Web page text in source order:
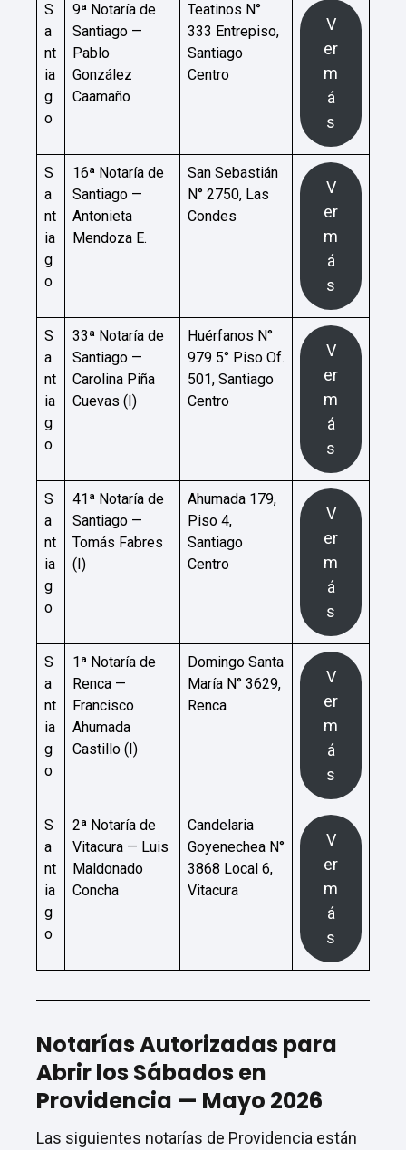
S
a
nt
ia
g
o
9ª Notaría de
Santiago —
Pablo
González
Caamaño
Teatinos N°
333 Entrepiso,
Santiago
Centro
V
er
m
á
s
S
a
nt
ia
g
o
16ª Notaría de
Santiago —
Antonieta
Mendoza E.
San Sebastián
N° 2750, Las
Condes
V
er
m
á
s
S
a
nt
ia
g
o
33ª Notaría de
Santiago —
Carolina Piña
Cuevas (I)
Huérfanos N°
979 5° Piso Of.
501, Santiago
Centro
V
er
m
á
s
S
a
nt
ia
g
o
41ª Notaría de
Santiago —
Tomás Fabres
(I)
Ahumada 179,
Piso 4,
Santiago
Centro
V
er
m
á
s
S
a
nt
ia
g
o
1ª Notaría de
Renca —
Francisco
Ahumada
Castillo (I)
Domingo Santa
María N° 3629,
Renca
V
er
m
á
s
S
a
nt
ia
g
o
2ª Notaría de
Vitacura — Luis
Maldonado
Concha
Candelaria
Goyenechea N°
3868 Local 6,
Vitacura
V
er
m
á
s
Notarías Autorizadas para
Abrir los Sábados en
Providencia — Mayo 2026
Las siguientes notarías de Providencia están